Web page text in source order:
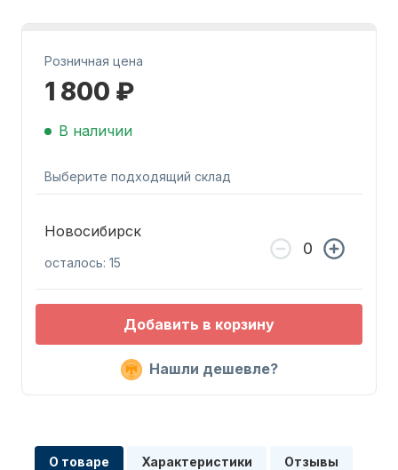
Запчасти для ПЛМ
Винты
Масла для лодочных моторов
Розничная цена
1 800 ₽
В наличии
Выберите подходящий склад
Новосибирск
осталось: 15
Добавить в корзину
Нашли дешевле?
О товаре Характеристики Отзывы